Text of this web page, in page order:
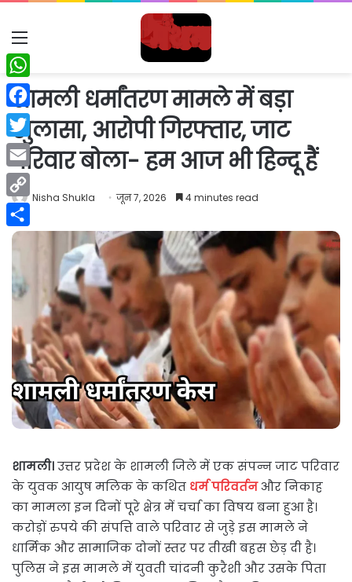
Menu
शामली धर्मांतरण मामले में बड़ा
खुलासा, आरोपी गिरफ्तार, जाट
परिवार बोला- हम आज भी हिन्दू हैं
Nisha Shukla जून 7, 2026 4 minutes read
शामली।उत्तर प्रदेश के शामली जिले में एक संपन्न जाट परिवार
के युवक आयुष मलिक के कथित धर्म परिवर्तनऔर निकाह
का मामला इन दिनों पूरे क्षेत्र में चर्चा का विषय बना हुआ है।
करोड़ों रुपये की संपत्ति वाले परिवार से जुड़े इस मामले ने
धार्मिक और सामाजिक दोनों स्तर पर तीखी बहस छेड़ दी है।
पुलिस ने इस मामले में युवती चांदनी कुरैशी और उसके पिता
WhatsApp
Facebook
Twitter
Email
Copy
Link
Share